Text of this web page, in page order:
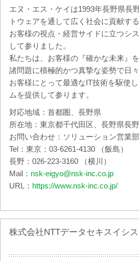
エヌ・エス・ケイは1993年長野県長
トウェアを通して広く社会に貢献す
お客様の視点・経営サイドに立つシ
して参りました。
私たちは、お客様の『確かな未来』
諸問題に積極的かつ真摯な姿勢で日
お客様にとって最適なIT技術を駆使
ムを提供して参ります。
対応地域：首都圏、長野県
所在地：東京都千代田区、長野県長
お問い合わせ：ソリューション営業部
Tel：東京：03-6261-4130 （飯島）
長野：026-223-3160 （横川）
Mail： nsk-eigyo@nsk-inc.co.jp
URL： https://www.nsk-inc.co.jp/
株式会社NTTデータセキスイシ